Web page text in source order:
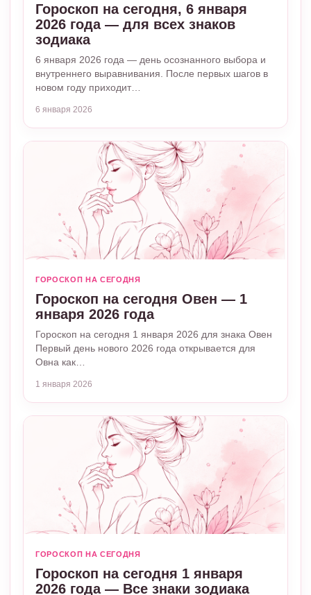
Гороскоп на сегодня, 6 января
2026 года — для всех знаков
зодиака
6 января 2026 года — день осознанного выбора и
внутреннего выравнивания. После первых шагов в
новом году приходит…
6 января 2026
ГОРОСКОП НА СЕГОДНЯ
Гороскоп на сегодня Овен — 1
января 2026 года
Гороскоп на сегодня 1 января 2026 для знака Овен
Первый день нового 2026 года открывается для
Овна как…
1 января 2026
ГОРОСКОП НА СЕГОДНЯ
Гороскоп на сегодня 1 января
2026 года — Все знаки зодиака